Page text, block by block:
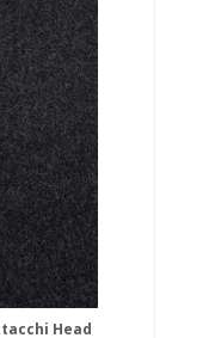
Head